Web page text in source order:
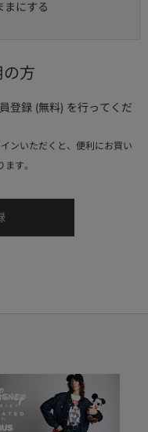
まにする
方
登録 (無料) を行ってくだ
ンいただくと、便利にお買い
す。